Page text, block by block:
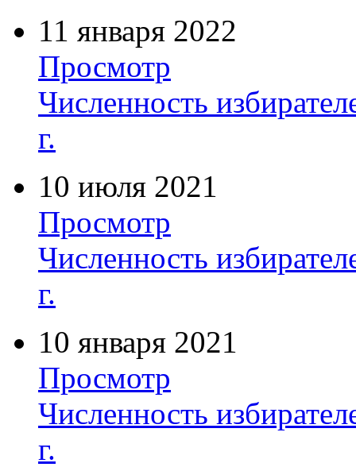
11 января 2022
Просмотр
Численность
г.
10 июля 2021
Просмотр
Численность
г.
10 января 2021
Просмотр
Численность
г.